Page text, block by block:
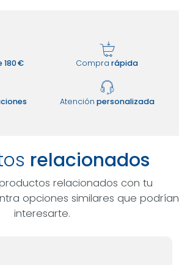
180 € Comprarápida
Atención personalizada
relacionados
relacionados con tu
opciones similares que podrían
interesarte.